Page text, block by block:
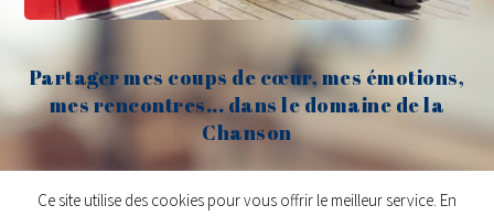
Partager mes coups de cœur, mes émotions,
mes rencontres... dans le domaine de la
Chanson
Claude Fèvre
Ce site utilise des cookies pour vous offrir le meilleur service. En